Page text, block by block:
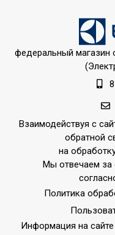
ПЛОЩАДЬ
до
Материал корпуса
Защита от перегрева
Съемная передняя
панель
Область
Класс
Длина кабеля
Страна показа
федеральный магазин
Взаимодействуя с
обратной
на
Мы отвечаем за
Политика
Информация на